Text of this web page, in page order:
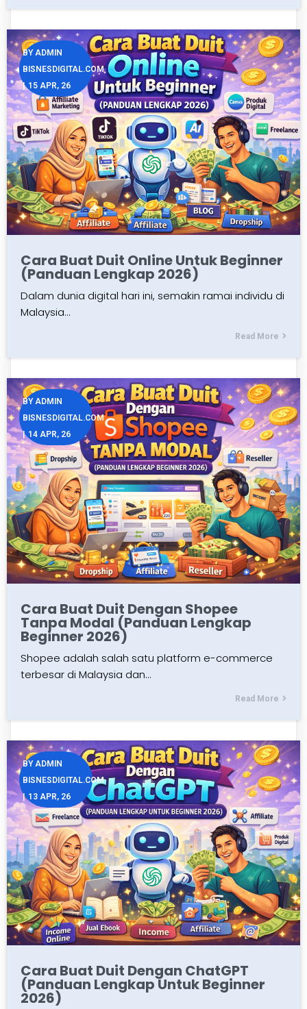
Cara Buat Duit Online Untuk Beginner
(Panduan Lengkap 2026)
BYADMIN
BISNESDIGITAL.COM
| 15 APR, 26
Dalam dunia digital hari ini, semakin ramai individu di
Malaysia…
Read More
Cara Buat Duit Dengan Shopee
Tanpa Modal (Panduan Lengkap
Beginner 2026)
BYADMIN
BISNESDIGITAL.COM
| 14 APR, 26
Shopee adalah salah satu platform e-commerce
terbesar di Malaysia dan…
Read More
Cara Buat Duit Dengan ChatGPT
(Panduan Lengkap Untuk Beginner
2026)
BY ADMIN
BISNESDIGITAL.COM
| 13 APR, 26